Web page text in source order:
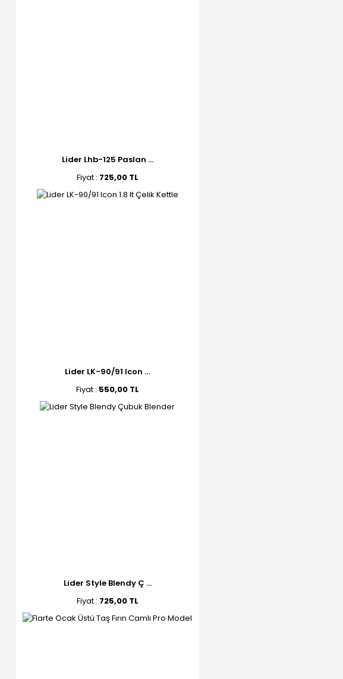
Lider Lhb-125 Paslan ...
Fiyat : 725,00 TL
Lider LK-90/91 Icon ...
Fiyat : 550,00 TL
Lider Style Blendy Ç ...
Fiyat : 725,00 TL